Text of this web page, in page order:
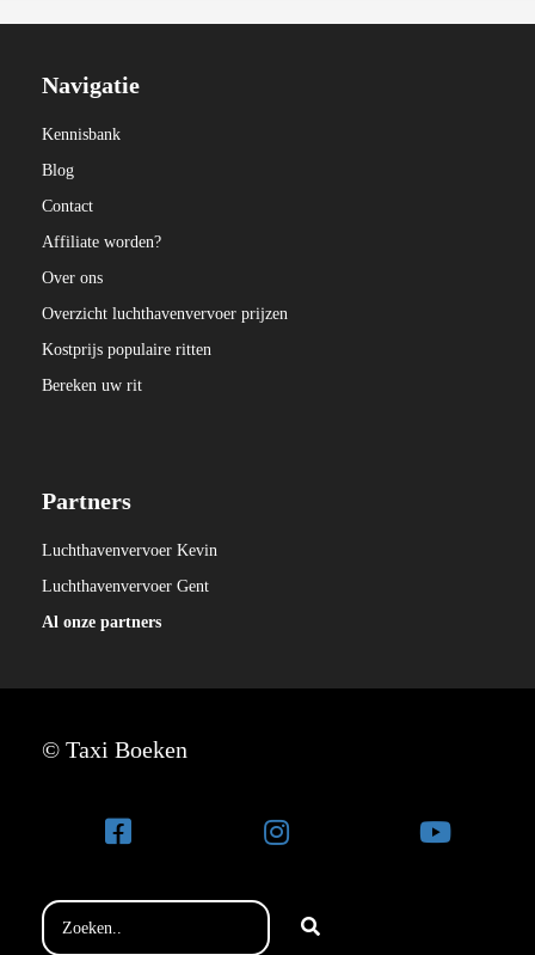
Navigatie
Kennisbank
Blog
Contact
Affiliate worden?
Over ons
Overzicht luchthavenvervoer prijzen
Kostprijs populaire ritten
Bereken uw rit
Partners
Luchthavenvervoer Kevin
Luchthavenvervoer Gent
Al onze partners
© Taxi Boeken